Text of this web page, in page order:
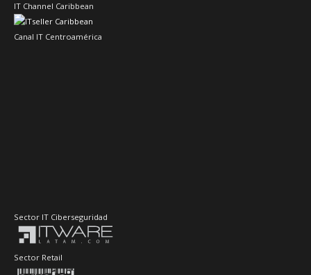
IT Channel Caribbean
Canal IT Centroamérica
Sector IT Ciberseguridad
Sector Retail